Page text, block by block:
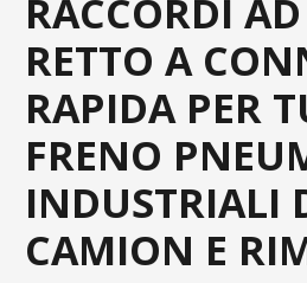
RACCORDI
RETTO A
RAPIDA PER
FRENO
INDUSTRIALI
CAMION E